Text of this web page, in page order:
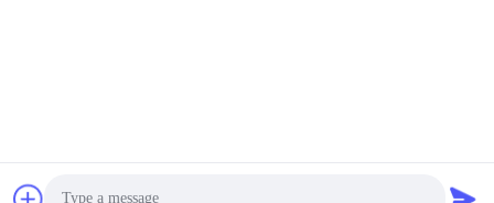
चीन अच्छी गुणवत्ता पार्किंग भुगतान स्टेशन देने वाला। कॉपीराइट © 2014-2026 Shenzhen